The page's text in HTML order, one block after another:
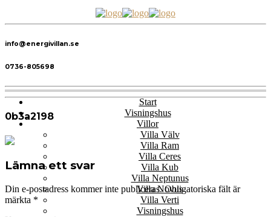
info@energivillan.se
0736-805698
Start
Visningshus
Villor
Villa Välv
Villa Ram
Villa Ceres
Villa Kub
Villa Neptunus
Villa Novus
Villa Verti
Visningshus
0b3a2198
Lämna ett svar
Din e-postadress kommer inte publiceras. Obligatoriska fält är
märkta *